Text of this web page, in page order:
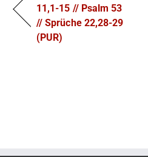
11,1-15 // Psalm 53
// Sprüche 22,28-29
(PUR)